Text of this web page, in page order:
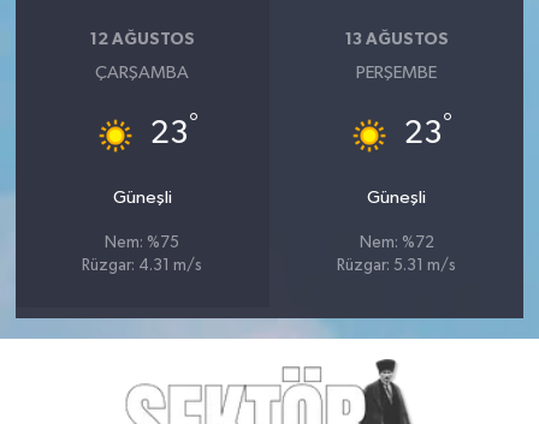
12 AĞUSTOS
ÇARŞAMBA
23°
Güneşli
Nem: %75
Rüzgar: 4.31 m/s
13 AĞUSTOS
PERŞEMBE
23°
Güneşli
Nem: %72
Rüzgar: 5.31 m/s